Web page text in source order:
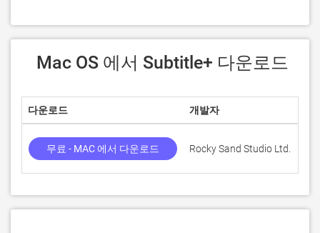
Mac OS 에서 Subtitle+ 다운로드
다운로드 개발자
무료 - MAC 에서 다운로드 Rocky Sand Studio Ltd.